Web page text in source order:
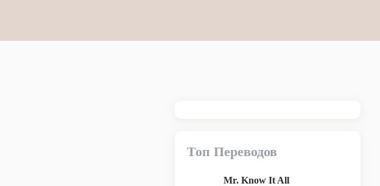
Топ Переводов
Mr. Know It All